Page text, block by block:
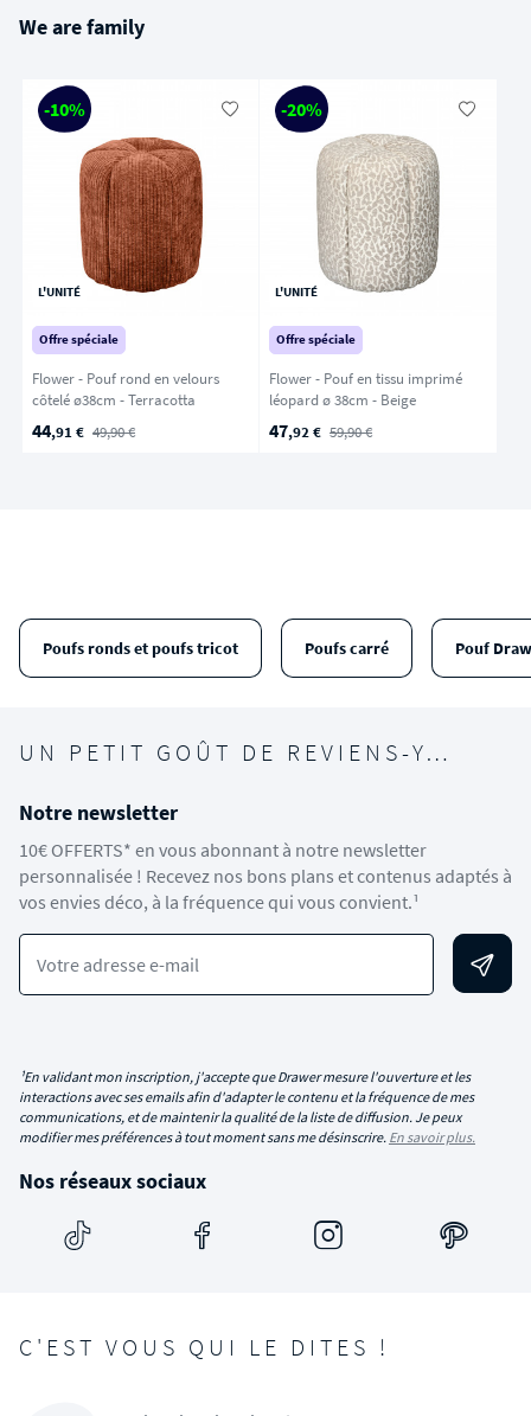
We are family
-10%
L'UNITÉ
Offre spéciale
Flower - Pouf rond en velours
côtelé ø38cm - Terracotta
44,91 € 49,90 €
-20%
L'UNITÉ
Offre spéciale
Flower - Pouf en tissu imprimé
léopard ø 38cm - Beige
47,92 € 59,90 €
Poufs ronds et poufs tricot Poufs carré Pouf
UN PETIT GOÛT DE REVIENS-Y…
Notre newsletter
10€ OFFERTS* en vous abonnant à notre newsletter
personnalisée ! Recevez nos bons plans et contenus adaptés à
vos envies déco, à la fréquence qui vous convient.¹
Votre adresse e-mail
¹En validant mon inscription, j'accepte que Drawer mesure l'ouverture et les
interactions avec ses emails afin d'adapter le contenu et la fréquence de mes
communications, et de maintenir la qualité de la liste de diffusion. Je peux
modifier mes préférences à tout moment sans me désinscrire. En savoir plus.
Nos réseaux sociaux
C'EST VOUS QUI LE DITES !